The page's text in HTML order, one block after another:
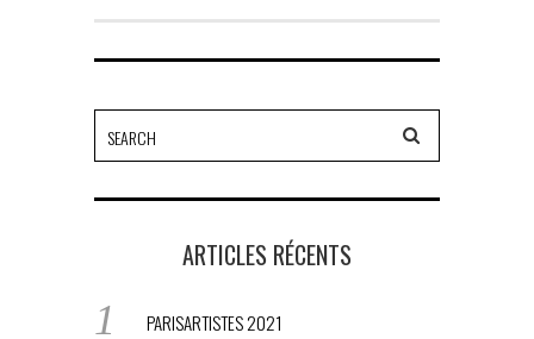
ARTICLES RÉCENTS
PARISARTISTES 2021